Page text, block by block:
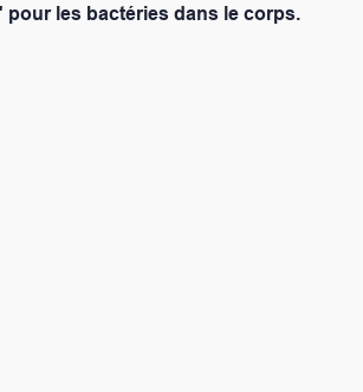
pour les bactéries dans le corps.